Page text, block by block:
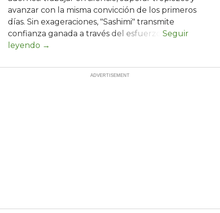
avanzar con la misma convicción de los primeros
días. Sin exageraciones, "Sashimi" transmite
confianza ganada a través del esfuerzo.